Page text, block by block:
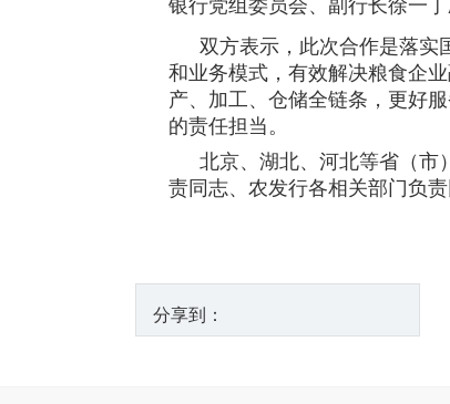
银行党组委员会、副行长徐一丁
双方表示，此次合作是落实
和业务模式，有效解决粮食企
产、加工、仓储全链条，更好
的责任担当。
北京、湖北、河北等省（市
责同志、农发行各相关部门负
分享到：